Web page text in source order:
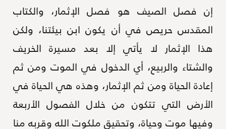
إن فصل الصيف هو فصل الإثمار، والكتاب
المقدس حريص في أن يكون ابن بيئتنا، ولكن
هذا الإثمار لا يأتي إلا بعد مسيرة الخريف
والشتاء والربيع، أي الدخول في الموت ومن ثم
إعادة الحياة ومن ثم الإثمار، وهذه هي الحياة في
الأرض التي تتكون من خلال الفصول الأربعة
وفيها موت وحياة، وتحقيق ملكوت الله وقربه منا